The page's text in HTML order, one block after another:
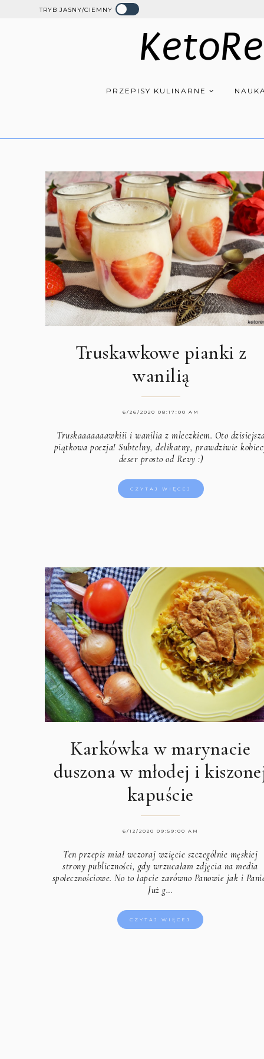
TRYB JASNY/CIEMNY
PRZEPISY KULINARNE
Truskawkowe pianki z
wanilią
6/26/2020 08:17:00 AM
Truskaaaaaaawkiii i wanilia z mleczkiem. Oto
piątkowa poezja! Subtelny, delikatny, prawdziwie
deser prosto od Revy :)
CZYTAJ WIĘCEJ
Karkówka w marynacie
duszona w młodej i
kapuście
6/12/2020 09:59:00 AM
Ten przepis miał wczoraj wzięcie szczególnie męskiej
strony publiczności, gdy wrzucałam zdjęcia na media
społecznościowe. No to łapcie zarówno Panowie jak i
Już g…
CZYTAJ WIĘCEJ